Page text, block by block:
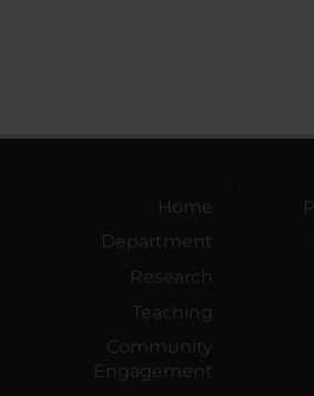
Home
Department
Research
Teaching
Community
Engagement